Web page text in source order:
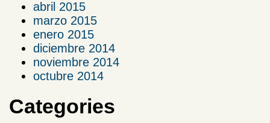
abril 2015
marzo 2015
enero 2015
diciembre 2014
noviembre 2014
octubre 2014
Categories